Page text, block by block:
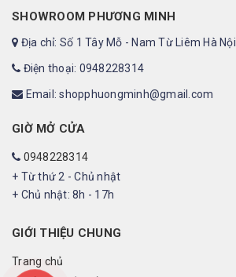
SHOWROOM PHƯƠNG MINH
Địa chỉ: Số 1 Tây Mỗ - Nam Từ Liêm Hà Nội
Điện thoại: 0948228314
Email: shopphuongminh@gmail.com
GIỜ MỞ CỬA
0948228314
+ Từ thứ 2 - Chủ nhật
+ Chủ nhật: 8h - 17h
GIỚI THIỆU CHUNG
Trang chủ